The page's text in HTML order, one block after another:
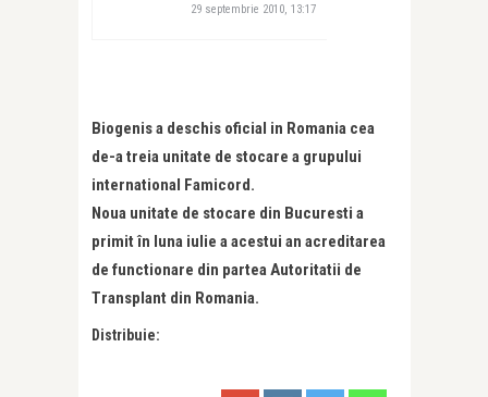
29 septembrie 2010, 13:17
Biogenis a deschis oficial in Romania cea
de-a treia unitate de stocare a grupului
international Famicord.
Noua unitate de stocare din Bucuresti a
primit în luna iulie a acestui an acreditarea
de functionare din partea Autoritatii de
Transplant din Romania.
Distribuie: